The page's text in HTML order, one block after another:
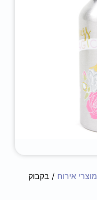
מוצרי אירוח / בקבוק